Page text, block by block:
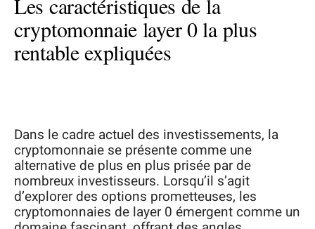
Les caractéristiques de la
cryptomonnaie layer 0 la plus
rentable expliquées
Dans le cadre actuel des investissements, la
cryptomonnaie se présente comme une
alternative de plus en plus prisée par de
nombreux investisseurs. Lorsqu’il s’agit
d’explorer des options prometteuses, les
cryptomonnaies de layer 0 émergent comme un